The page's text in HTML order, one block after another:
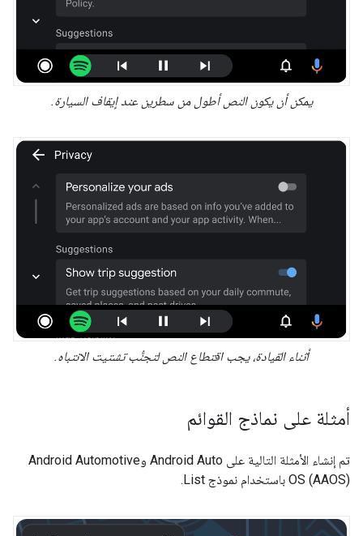
يمكن أن يكون النص أطول من سطرين عند إيقاف السيارة.
أثناء القيادة، يجب اقتطاع النص لتجنُّب تشتيت الانتباه.
أمثلة على نماذج القوائم
تم إنشاء الأمثلة التالية على Android Auto وAndroid Automotive
OS (AAOS) باستخدام نموذج List.